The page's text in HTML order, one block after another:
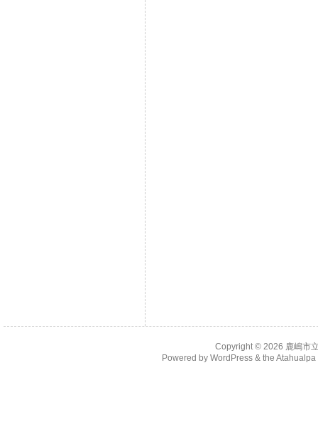
Copyright © 2026 鹿嶋市
Powered by WordPress& the Atahualpa